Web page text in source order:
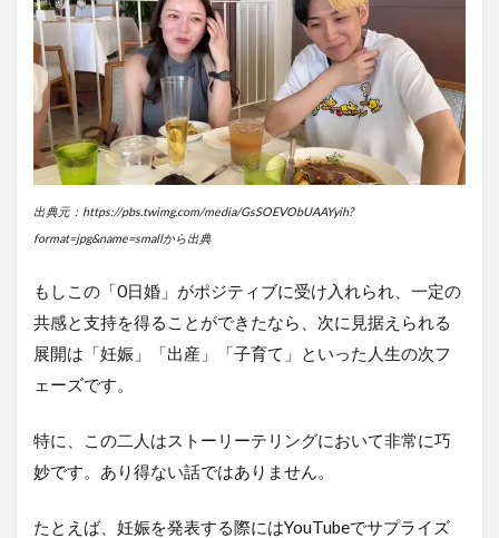
出典元：https://pbs.twimg.com/media/GsSOEVObUAAYyih?
format=jpg&name=smallから出典
もしこの「0日婚」がポジティブに受け入れられ、一定の
共感と支持を得ることができたなら、次に見据えられる
展開は「妊娠」「出産」「子育て」といった人生の次フ
ェーズです。
特に、この二人はストーリーテリングにおいて非常に巧
妙です。あり得ない話ではありません。
たとえば、妊娠を発表する際にはYouTubeでサプライズ